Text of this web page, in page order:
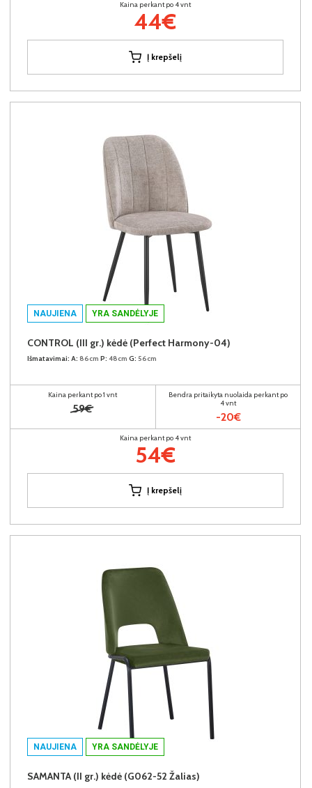
Kaina perkant po 4 vnt
44€
Į krepšelį
NAUJIENA YRA SANDĖLYJE
CONTROL (III gr.) kėdė (Perfect Harmony-04)
Išmatavimai: A: 86cm P: 48cm G: 56cm
Kaina perkant po 1 vnt
59€
Bendra pritaikyta nuolaida perkant po
4 vnt
-20€
Kaina perkant po 4 vnt
54€
Į krepšelį
NAUJIENA YRA SANDĖLYJE
SAMANTA (II gr.) kėdė (G062-52 Žalias)